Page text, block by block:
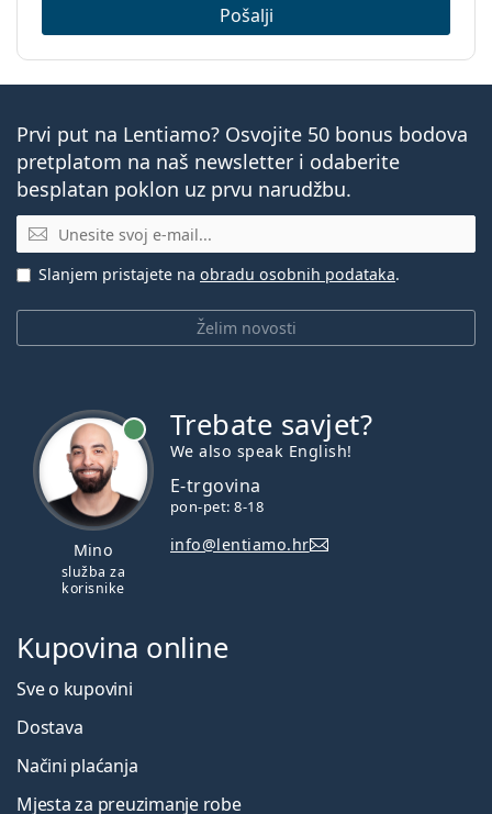
Pošalji
Prvi put na Lentiamo? Osvojite 50 bonus bodova
pretplatom na naš newsletter i odaberite
besplatan poklon uz prvu narudžbu.
E-mail
Želim novosti
Slanjem pristajete na obradu osobnih podataka.
Mino
služba za
korisnike
Trebate savjet?
We also speak English!
E-trgovina
pon-pet: 8-18
info@lentiamo.hr
Kupovina online
Sve o kupovini
Dostava
Načini plaćanja
Mjesta za preuzimanje robe